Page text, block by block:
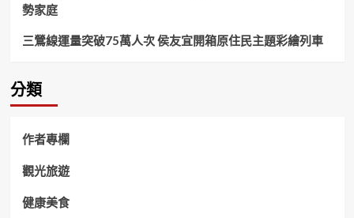
幕！
勢家庭
三鶯線運量突破75萬人次 侯友宜開箱原住民主題彩繪列車
分類
作者專欄
觀光旅遊
健康美食